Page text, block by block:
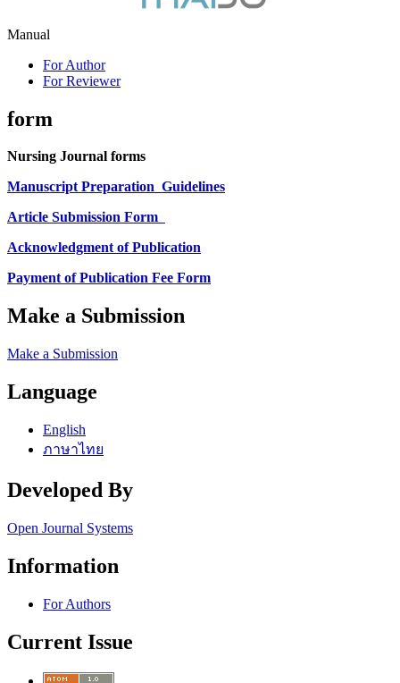
Manual
For Author
For Reviewer
form
Nursing Journal forms
Manuscript Preparation Guidelines
Article Submission Form
Acknowledgment of Publication
Payment of Publication Fee Form
Make a Submission
Make a Submission
Language
English
ภาษาไทย
Developed By
Open Journal Systems
Information
For Authors
Current Issue